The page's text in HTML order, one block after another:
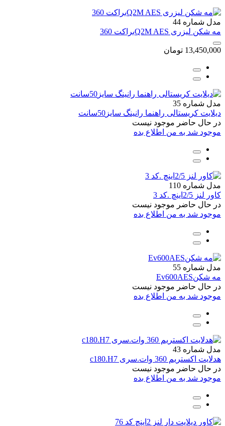
مدل شماره 44
مه شکن لیزری Q2M AESبراکت 360
13,450,000 تومان
مدل شماره 35
دیلایت کریستالی راهنما رانینگ سایز50سانت
در حال حاضر موجود نیست
موجود شد به من اطلاع بده
مدل شماره 110
کاور لنز 2/5اینچ .کد 3
در حال حاضر موجود نیست
موجود شد به من اطلاع بده
مدل شماره 55
مه شکنEv600AES
در حال حاضر موجود نیست
موجود شد به من اطلاع بده
مدل شماره 43
هدلایت اکستریم 360 وات.سری c180.H7
در حال حاضر موجود نیست
موجود شد به من اطلاع بده